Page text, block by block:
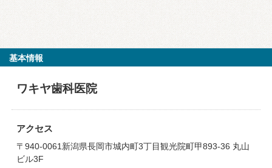
基本情報
ワキヤ歯科医院
アクセス
〒940-0061新潟県長岡市城内町3丁目観光院町甲893-36 丸山
ビル3F